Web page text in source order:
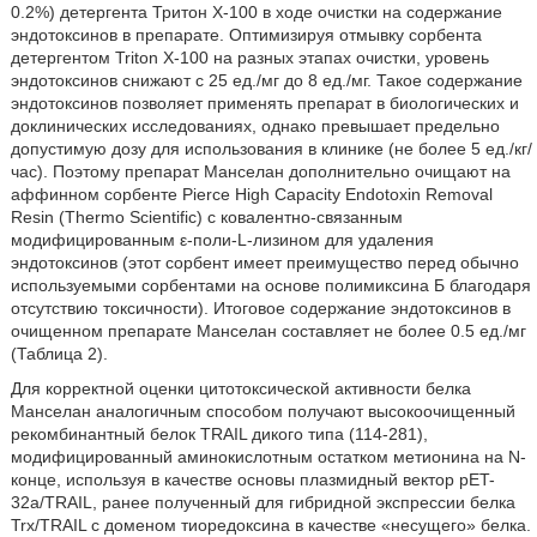
0.2%) детергента Тритон Х-100 в ходе очистки на содержание
эндотоксинов в препарате. Оптимизируя отмывку сорбента
детергентом Triton Х-100 на разных этапах очистки, уровень
эндотоксинов снижают с 25 ед./мг до 8 ед./мг. Такое содержание
эндотоксинов позволяет применять препарат в биологических и
доклинических исследованиях, однако превышает предельно
допустимую дозу для использования в клинике (не более 5 ед./кг/
час). Поэтому препарат Манселан дополнительно очищают на
аффинном сорбенте Pierce High Capacity Endotoxin Removal
Resin (Thermo Scientific) с ковалентно-связанным
модифицированным ε-поли-L-лизином для удаления
эндотоксинов (этот сорбент имеет преимущество перед обычно
используемыми сорбентами на основе полимиксина Б благодаря
отсутствию токсичности). Итоговое содержание эндотоксинов в
очищенном препарате Манселан составляет не более 0.5 ед./мг
(Таблица 2).
Для корректной оценки цитотоксической активности белка
Манселан аналогичным способом получают высокоочищенный
рекомбинантный белок TRAIL дикого типа (114-281),
модифицированный аминокислотным остатком метионина на N-
конце, используя в качестве основы плазмидный вектор pET-
32a/TRAIL, ранее полученный для гибридной экспрессии белка
Trx/TRAIL с доменом тиоредоксина в качестве «несущего» белка.